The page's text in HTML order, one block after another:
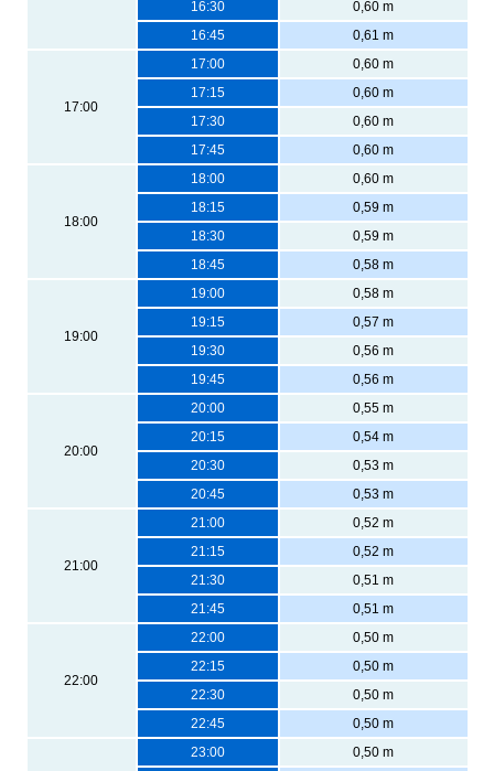
16:30
0,60 m
16:45
0,61 m
17:00
17:00
0,60 m
17:15
0,60 m
17:30
0,60 m
17:45
0,60 m
18:00
18:00
0,60 m
18:15
0,59 m
18:30
0,59 m
18:45
0,58 m
19:00
19:00
0,58 m
19:15
0,57 m
19:30
0,56 m
19:45
0,56 m
20:00
20:00
0,55 m
20:15
0,54 m
20:30
0,53 m
20:45
0,53 m
21:00
21:00
0,52 m
21:15
0,52 m
21:30
0,51 m
21:45
0,51 m
22:00
22:00
0,50 m
22:15
0,50 m
22:30
0,50 m
22:45
0,50 m
23:00
0,50 m